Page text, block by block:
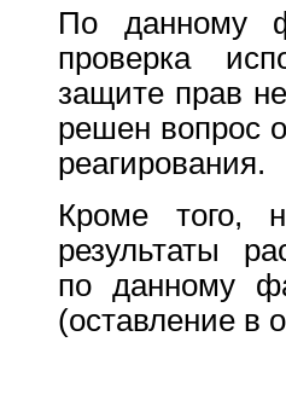
По данному
проверка
защите прав
решен вопрос
реагирования.
Кроме того,
результаты
по данному
(оставление в